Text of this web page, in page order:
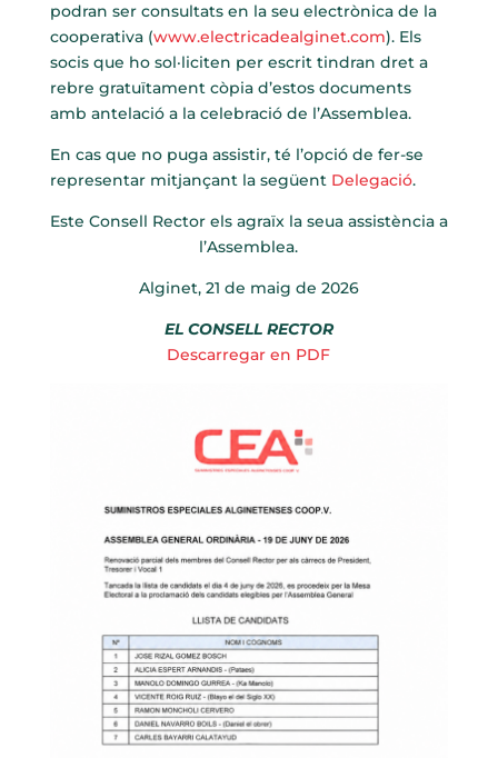
podran ser consultats en la seu electrònica de la
cooperativa (www.electricadealginet.com). Els
socis que ho sol·liciten per escrit tindran dret a
rebre gratuïtament còpia d’estos documents
amb antelació a la celebració de l’Assemblea.
En cas que no puga assistir, té l’opció de fer-se
representar mitjançant la següent Delegació.
Este Consell Rector els agraïx la seua assistència a
l’Assemblea.
Alginet, 21 de maig de 2026
EL CONSELL RECTOR
Descarregar en PDF